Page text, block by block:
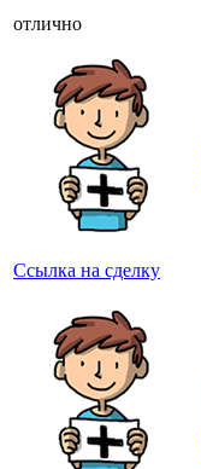
отлично
Ссылка на сделку